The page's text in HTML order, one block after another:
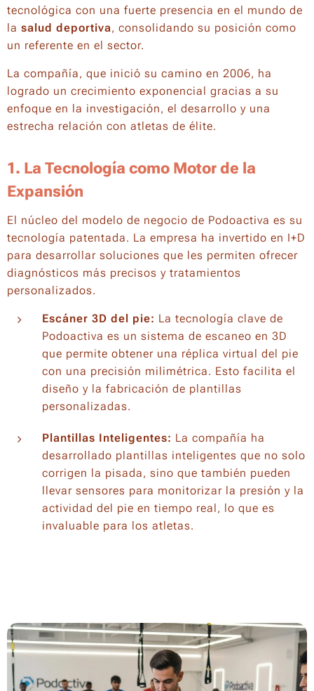
tecnológica con una fuerte presencia en el mundo de
la salud deportiva, consolidando su posición como
un referente en el sector.
La compañía, que inició su camino en 2006, ha
logrado un crecimiento exponencial gracias a su
enfoque en la investigación, el desarrollo y una
estrecha relación con atletas de élite.
1. La Tecnología como Motor de la
Expansión
El núcleo del modelo de negocio de Podoactiva es su
tecnología patentada. La empresa ha invertido en I+D
para desarrollar soluciones que les permiten ofrecer
diagnósticos más precisos y tratamientos
personalizados.
Escáner 3D del pie: La tecnología clave de
Podoactiva es un sistema de escaneo en 3D
que permite obtener una réplica virtual del pie
con una precisión milimétrica. Esto facilita el
diseño y la fabricación de plantillas
personalizadas.
Plantillas Inteligentes: La compañía ha
desarrollado plantillas inteligentes que no solo
corrigen la pisada, sino que también pueden
llevar sensores para monitorizar la presión y la
actividad del pie en tiempo real, lo que es
invaluable para los atletas.